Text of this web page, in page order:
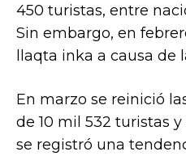
450 turistas, entre
Sin embargo, en
llaqta inka a causa de
En marzo se reinició
de 10 mil 532 turistas
se registró una